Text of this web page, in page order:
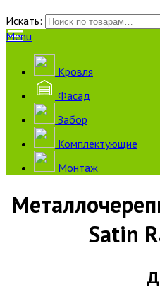
Искать:
Menu
Кровля
Фасад
Забор
Комплектующие
Монтаж
Satin